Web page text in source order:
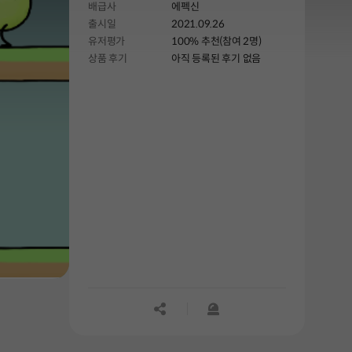
배급사
에펙신
출시일
2021.09.26
유저평가
100% 추천(참여 2명)
상품 후기
아직 등록된 후기 없음
공유하기신고하기